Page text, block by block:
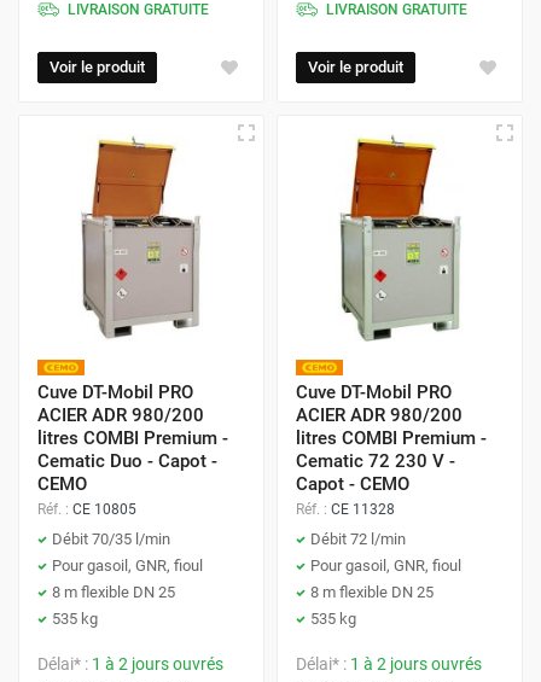
LIVRAISON GRATUITE
Voir le produit
LIVRAISON GRATUITE
Voir le produit
Cuve DT-Mobil PRO
ACIER ADR 980/200
litres COMBI Premium -
Cematic Duo - Capot -
CEMO
Réf. : CE 10805
Débit 70/35 l/min
Pour gasoil, GNR, fioul
8 m flexible DN 25
535 kg
Délai* : 1 à 2 jours ouvrés
Cuve DT-Mobil PRO
ACIER ADR 980/200
litres COMBI Premium -
Cematic 72 230 V -
Capot - CEMO
Réf. : CE 11328
Débit 72 l/min
Pour gasoil, GNR, fioul
8 m flexible DN 25
535 kg
Délai* : 1 à 2 jours ouvrés